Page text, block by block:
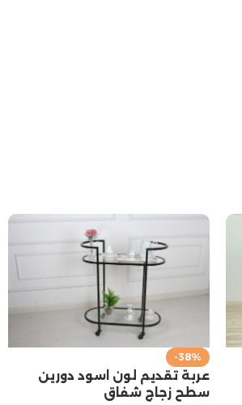
-38%
عربة تقديم لون اسود دورين
سطح زجاج شفاق